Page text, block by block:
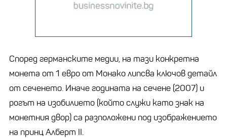
Според германските медии, на тази конкретна
монета от 1 евро от Монако липсва ключов детайл
от сеченето. Иначе годината на сечене (2007) и
рогът на изобилието (който служи като знак на
монетния двор) са разположени под изображението
на принц Алберт II.